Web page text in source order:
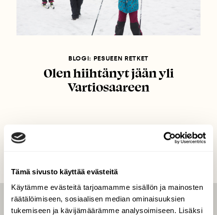
Tämä sivusto käyttää evästeitä
Käytämme evästeitä tarjoamamme sisällön ja mainosten
räätälöimiseen, sosiaalisen median ominaisuuksien
tukemiseen ja kävijämäärämme analysoimiseen. Lisäksi
BLOGI: PESUEEN RETKET
Olen hiihtänyt jään yli
Vartiosaareen
LEHTI